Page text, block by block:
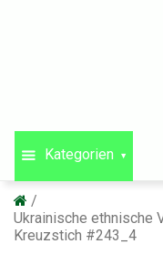
Kategorien
Ukrainische ethnische
Kreuzstich #243_4